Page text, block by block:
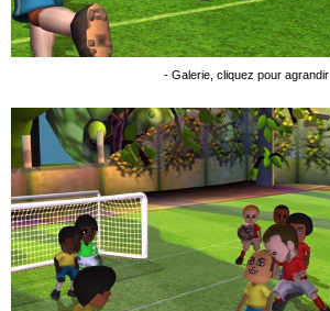
- Galerie, cliquez pour agrandir